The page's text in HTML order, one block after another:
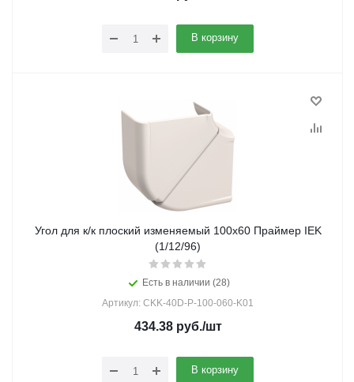
В корзину
Угол для к/к плоский изменяемый 100х60 Праймер IEK
(1/12/96)
Есть в наличии (28)
Артикул: CKK-40D-P-100-060-K01
434.38руб./шт
В корзину